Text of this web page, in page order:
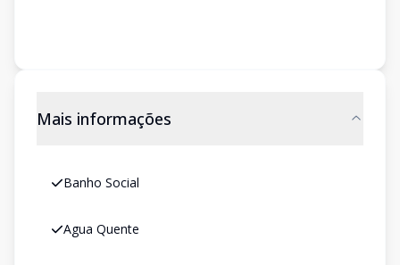
Mais informações
Banho Social
Agua Quente